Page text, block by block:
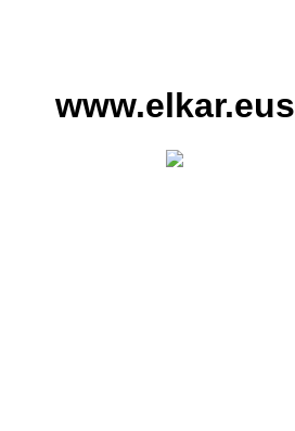
www.elkar.eus